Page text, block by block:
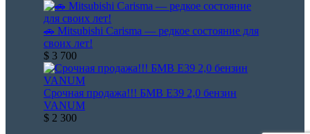
🚗 Mitsubishi Carisma — редкое состояние для
своих лет!
$ 3 700
Срочная продажа!!! БМВ Е39 2,0 бензин
VANUM
$ 2 300